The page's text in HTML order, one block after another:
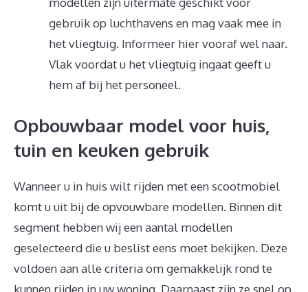
gebruik op luchthavens en mag vaak mee in
het vliegtuig. Informeer hier vooraf wel naar.
Vlak voordat u het vliegtuig ingaat geeft u
hem af bij het personeel.
Opbouwbaar model voor huis,
tuin en keuken gebruik
Wanneer u in huis wilt rijden met een scootmobiel
komt u uit bij de opvouwbare modellen. Binnen dit
segment hebben wij een aantal modellen
geselecteerd die u beslist eens moet bekijken. Deze
voldoen aan alle criteria om gemakkelijk rond te
kunnen rijden in uw woning. Daarnaast zijn ze snel op